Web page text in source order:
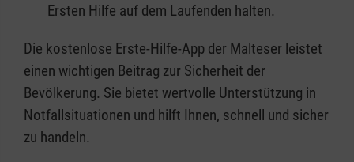
Ersten Hilfe auf dem Laufenden halten.
Die kostenlose Erste-Hilfe-App der Malteser leistet
einen wichtigen Beitrag zur Sicherheit der
Bevölkerung. Sie bietet wertvolle Unterstützung in
Notfallsituationen und hilft Ihnen, schnell und sicher
zu handeln.